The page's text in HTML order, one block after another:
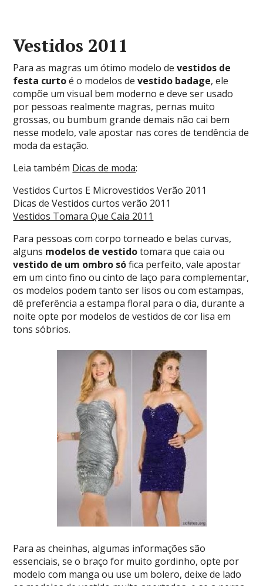
Vestidos 2011
Para as magras um ótimo modelo devestidos de
festa curtoé o modelos devestido badage, ele
compõe um visual bem moderno e deve ser usado
por pessoas realmente magras, pernas muito
grossas, ou bumbum grande demais não cai bem
nesse modelo, vale apostar nas cores de tendência de
moda da estação.
Leia também Dicas de moda:
Vestidos Curtos E Microvestidos Verão 2011
Dicas de Vestidos curtos verão 2011
Vestidos Tomara Que Caia 2011
Para pessoas com corpo torneado e belas curvas,
alguns modelos de vestidotomara que caia ou
vestido de um ombro sófica perfeito, vale apostar
em um cinto fino ou cinto de laço para complementar,
os modelos podem tanto ser lisos ou com estampas,
dê preferência a estampa floral para o dia, durante a
noite opte por modelos de vestidos de cor lisa em
tons sóbrios.
Para as cheinhas, algumas informações são
essenciais, se o braço for muito gordinho, opte por
modelo com manga ou use um bolero, deixe de lado